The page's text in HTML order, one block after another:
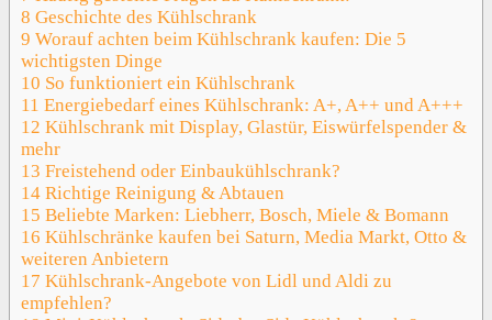
8 Geschichte des Kühlschrank
9 Worauf achten beim Kühlschrank kaufen: Die 5
wichtigsten Dinge
10 So funktioniert ein Kühlschrank
11 Energiebedarf eines Kühlschrank: A+, A++ und A+++
12 Kühlschrank mit Display, Glastür, Eiswürfelspender &
mehr
13 Freistehend oder Einbaukühlschrank?
14 Richtige Reinigung & Abtauen
15 Beliebte Marken: Liebherr, Bosch, Miele & Bomann
16 Kühlschränke kaufen bei Saturn, Media Markt, Otto &
weiteren Anbietern
17 Kühlschrank-Angebote von Lidl und Aldi zu
empfehlen?